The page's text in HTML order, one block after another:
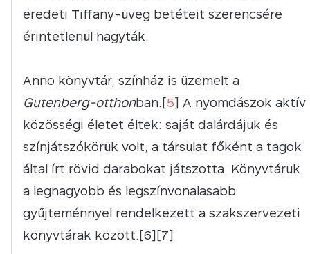
eredeti Tiffany-üveg betéteit szerencsére
érintetlenül hagyták.
Anno könyvtár, színház is üzemelt a
Gutenberg-otthonban.[5] A nyomdászok aktív
közösségi életet éltek: saját dalárdájuk és
színjátszókörük volt, a társulat főként a tagok
által írt rövid darabokat játszotta. Könyvtáruk
a legnagyobb és legszínvonalasabb
gyűjteménnyel rendelkezett a szakszervezeti
könyvtárak között.[6][7]